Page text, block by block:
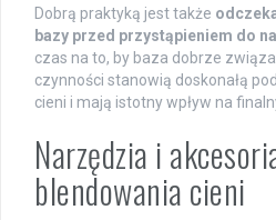
Dobrą praktyką jest także
bazy przed przystąpieniem do
czas na to, by baza dobrze
czynności stanowią doskonałą
cieni i mają istotny wpływ na
Narzędzia i
blendowania cieni